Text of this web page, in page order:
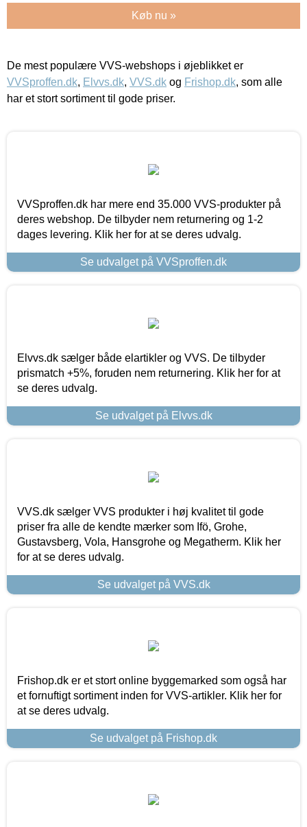
Køb nu »
De mest populære VVS-webshops i øjeblikket er
VVSproffen.dk, Elvvs.dk, VVS.dk og Frishop.dk, som alle
har et stort sortiment til gode priser.
VVSproffen.dk har mere end 35.000 VVS-produkter på
deres webshop. De tilbyder nem returnering og 1-2
dages levering. Klik her for at se deres udvalg.
Se udvalget på VVSproffen.dk
Elvvs.dk sælger både elartikler og VVS. De tilbyder
prismatch +5%, foruden nem returnering. Klik her for at
se deres udvalg.
Se udvalget på Elvvs.dk
VVS.dk sælger VVS produkter i høj kvalitet til gode
priser fra alle de kendte mærker som Ifö, Grohe,
Gustavsberg, Vola, Hansgrohe og Megatherm. Klik her
for at se deres udvalg.
Se udvalget på VVS.dk
Frishop.dk er et stort online byggemarked som også har
et fornuftigt sortiment inden for VVS-artikler. Klik her for
at se deres udvalg.
Se udvalget på Frishop.dk